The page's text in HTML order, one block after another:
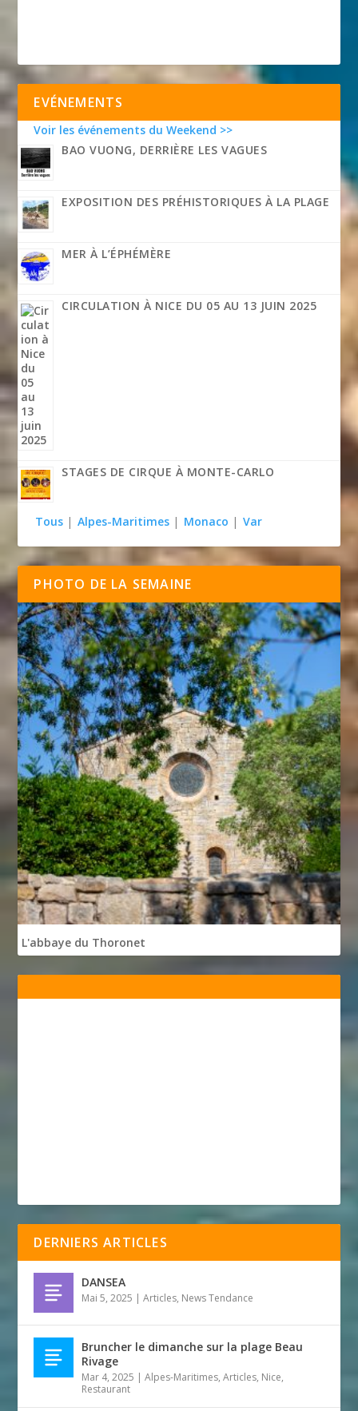
EVÉNEMENTS
Voir les événements du Weekend >>
BAO VUONG, DERRIÈRE LES VAGUES
EXPOSITION DES PRÉHISTORIQUES À LA PLAGE
MER À L’ÉPHÉMÈRE
CIRCULATION À NICE DU 05 AU 13 JUIN 2025
STAGES DE CIRQUE À MONTE-CARLO
Tous | Alpes-Maritimes | Monaco | Var
PHOTO DE LA SEMAINE
L'abbaye du Thoronet
DERNIERS ARTICLES
DANSEA
Mai 5, 2025 |Articles, News Tendance
Bruncher le dimanche sur la plage Beau
Rivage
Mar 4, 2025 |Alpes-Maritimes,Articles, Nice,
Restaurant